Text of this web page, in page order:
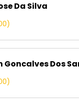
Da Silva
Goncalves Dos